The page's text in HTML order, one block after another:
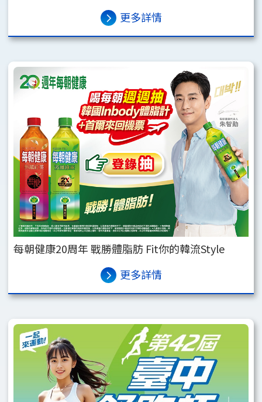
更多詳情
每朝健康20周年 戰勝體脂肪 Fit你的韓流Style
更多詳情